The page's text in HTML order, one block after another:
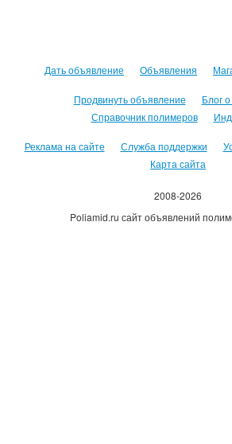
Дать объявление Объявления
Продвинуть объявление
Блог
Справочник полимеров
Реклама на сайте Служба поддержки
Карта сайта
2008-2026
Poliamid.ru сайт объявлений